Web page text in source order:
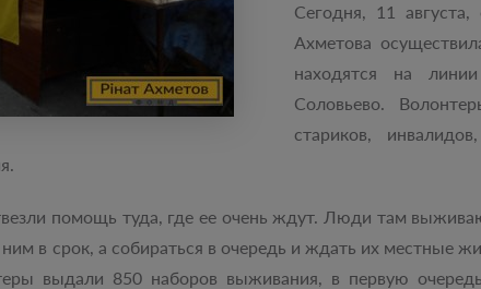
Сегодня, 11
Ахметова
находятся на
Соловьево.
стариков,
помощь туда, где ее очень ждут. Люди там
в срок, а собираться в очередь и ждать их местные
выдали 850 наборов выживания, в первую